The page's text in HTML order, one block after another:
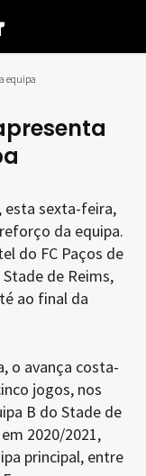
equipa
esta sexta-feira,
da equipa.
do FC Paços de
de Reims,
ao final da
o avança costa-
jogos, nos
B do Stade de
2020/2021,
principal, entre